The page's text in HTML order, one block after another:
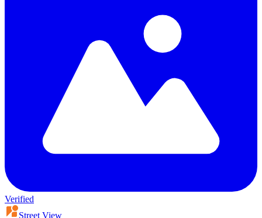
Verified
Street View